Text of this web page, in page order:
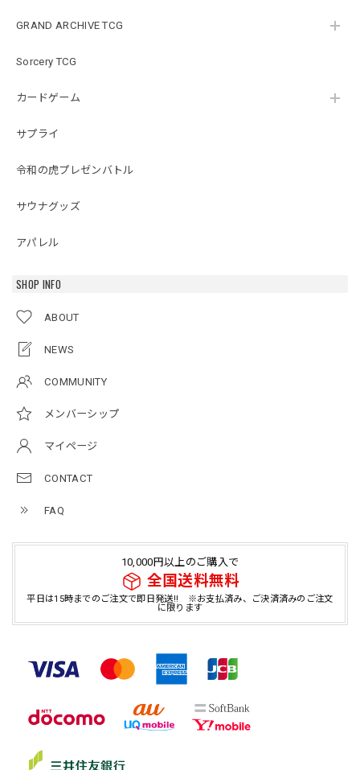
GRAND ARCHIVE TCG
Sorcery TCG
カードゲーム
サプライ
令和の虎プレゼンバトル
サウナグッズ
アパレル
SHOP INFO
ABOUT
NEWS
COMMUNITY
メンバーシップ
マイページ
CONTACT
FAQ
10,000円以上のご購入で
全国送料無料
平日は15時までのご注文で即日発送!! ※お支払済み、ご決済済みのご注文
に限ります